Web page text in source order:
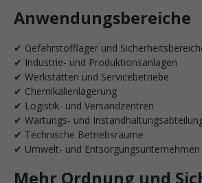
Anwendungsbereiche
✔ Gefahrstofflager und
✔ Industrie- und Produktionsanlagen
✔ Werkstätten und Servicebetriebe
✔ Chemikalienlagerung
✔ Logistik- und Versandzentren
✔ Wartungs- und
✔ Technische Betriebsräume
✔ Umwelt- und Entsorgungsunternehmen
Mehr Ordnung und